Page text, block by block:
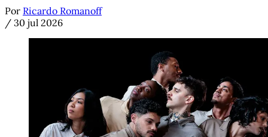
Por Ricardo Romanoff
/ 30 jul 2026